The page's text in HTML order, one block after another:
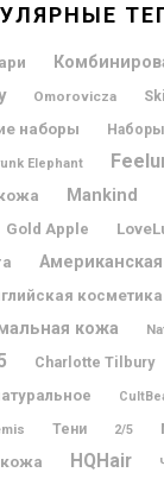
Omorovicza
наборы Наборы
Elephant
Mankind
Gold Apple
косметика
кожа
Charlotte Tilbury
Тени 2/5
HQHair